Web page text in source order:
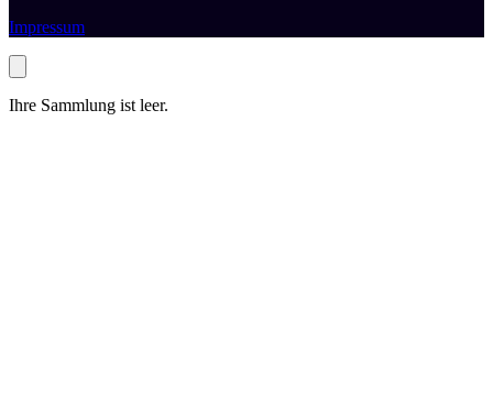
Impressum
Ihre Sammlung ist leer.